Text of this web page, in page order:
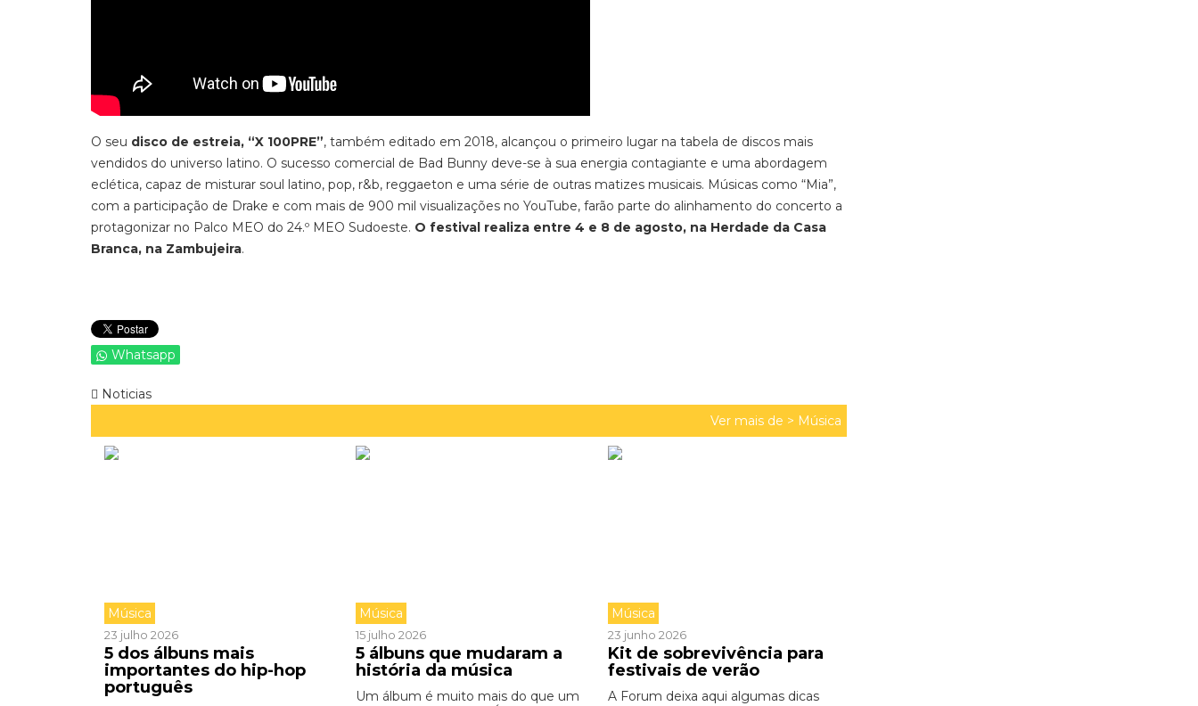
O seu disco de estreia, “X 100PRE”, também editado em 2018, alcançou o primeiro lugar na tabela de discos mais
vendidos do universo latino. O sucesso comercial de Bad Bunny deve-se à sua energia contagiante e uma abordagem
eclética, capaz de misturar soul latino, pop, r&b, reggaeton e uma série de outras matizes musicais. Músicas como “Mia”,
com a participação de Drake e com mais de 900 mil visualizações no YouTube, farão parte do alinhamento do concerto a
protagonizar no Palco MEO do 24.º MEO Sudoeste. O festival realiza entre 4 e 8 de agosto, na Herdade da Casa
Branca, na Zambujeira.
Whatsapp
Noticias
Ver mais de > Música
Música
23 julho 2026
5 dos álbuns mais
importantes do hip-hop
português
Música
15 julho 2026
5 álbuns que mudaram a
história da música
Um álbum é muito mais do que um
Música
23 junho 2026
Kit de sobrevivência para
festivais de verão
A Forum deixa aqui algumas dicas